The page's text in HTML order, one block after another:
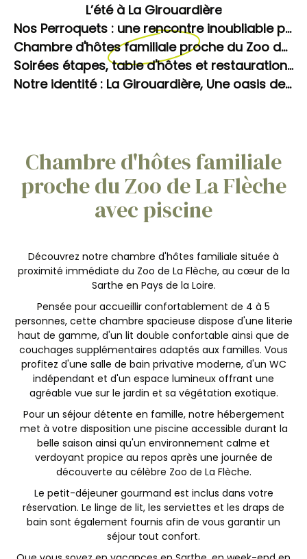
L’été à La Girouardière
Nos Perroquets : une rencontre inoubliable pour les enfants
Chambre d'hôtes familiale proche du Zoo de La Flèche avec piscine
Soirées étapes, table d'hôtes et restauration sur place à La Girouardière
Notre identité : La Girouardière, Une oasis de bien-être inattendue en Sarthe. L'art de ralentir.
Chambre d'hôtes familiale
proche du Zoo de La Flèche
avec piscine
Découvrez notre chambre d'hôtes familiale située à
proximité immédiate du Zoo de La Flèche, au cœur de la
Sarthe en Pays de la Loire.
Pensée pour accueillir confortablement de 4 à 5
personnes, cette chambre spacieuse dispose d'une literie
haut de gamme, d'un lit double confortable ainsi que de
couchages supplémentaires adaptés aux familles. Vous
profitez d'une salle de bain privative moderne, d'un WC
indépendant et d'un espace lumineux offrant une
agréable vue sur le jardin et sa végétation exotique.
Pour un séjour détente en famille, notre hébergement
met à votre disposition une piscine accessible durant la
belle saison ainsi qu'un environnement calme et
verdoyant propice au repos après une journée de
découverte au célèbre Zoo de La Flèche.
Le petit-déjeuner gourmand est inclus dans votre
réservation. Le linge de lit, les serviettes et les draps de
bain sont également fournis afin de vous garantir un
séjour tout confort.